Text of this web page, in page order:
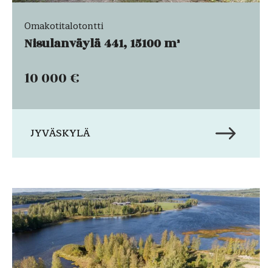
Omakotitalotontti
Nisulanväylä 441, 15100 m²
10 000 €
JYVÄSKYLÄ